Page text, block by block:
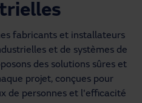
fabricants et installateurs
et de systèmes de
des solutions sûres et
projet, conçues pour
de personnes et l'efficacité